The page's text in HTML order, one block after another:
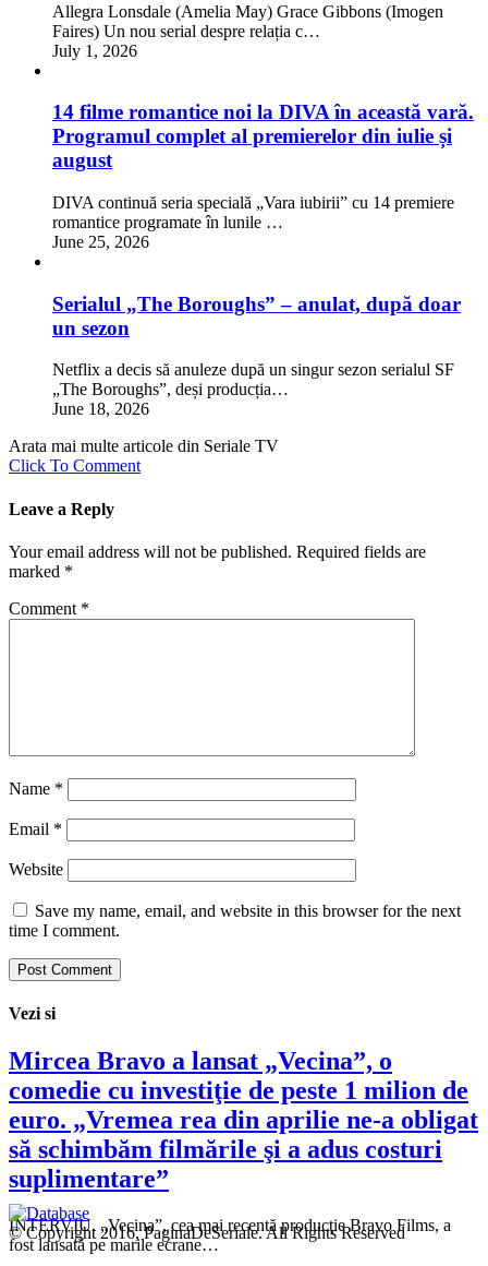
Allegra Lonsdale (Amelia May) Grace Gibbons (Imogen
Faires) Un nou serial despre relația c…
July 1, 2026
14 filme romantice noi la DIVA în această vară.
Programul complet al premierelor din iulie și
august
DIVA continuă seria specială „Vara iubirii” cu 14 premiere
romantice programate în lunile …
June 25, 2026
Serialul „The Boroughs” – anulat, după doar
un sezon
Netflix a decis să anuleze după un singur sezon serialul SF
„The Boroughs”, deși producția…
June 18, 2026
Arata mai multe articole din Seriale TV
Click To Comment
Leave a Reply
Your email address will not be published. Required fields are
marked *
Comment *
Name *
Email *
Website
Save my name, email, and website in this browser for the next
time I comment.
Vezi si
Mircea Bravo a lansat „Vecina”, o
comedie cu investiţie de peste 1 milion de
euro. „Vremea rea din aprilie ne-a obligat
să schimbăm filmările şi a adus costuri
suplimentare”
INTERVIU. „Vecina”, cea mai recentă producţie Bravo Films, a
fost lansată pe marile ecrane…
© Copyright 2016, PaginaDeSeriale. All Rights Reserved